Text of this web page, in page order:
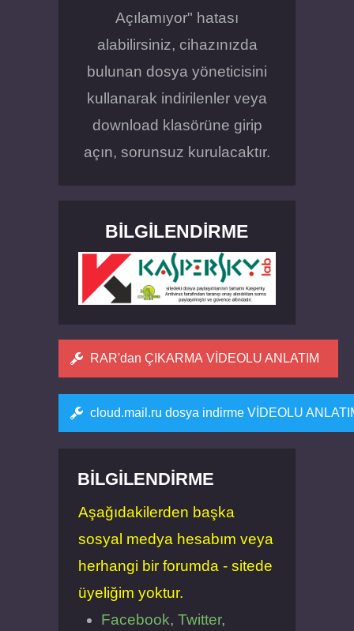
Açılamıyor" hatası
alabilirsiniz, cihazınızda
bulunan dosya yöneticisini
kullanarak indirilenler veya
download klasörüne girip
açın, sorunsuz kurulacaktır.
BILGILENDIRME
RAR'dan ÇIKARMA VİDEOLU ANLATIM
cloud.mail.ru dosya indirme VİDEOLU
BILGILENDIRME
Aşağıdakilerden başka
sosyal medya hesabım veya
herhangi bir forumda - sitede
üyeliğim yoktur.
Facebook, Twitter,